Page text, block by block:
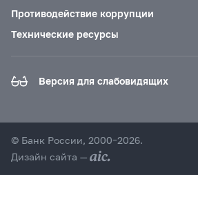
Противодействие коррупции
Технические ресурсы
Версия для слабовидящих
© Банк России, 2000–2026.
Дизайн сайта —